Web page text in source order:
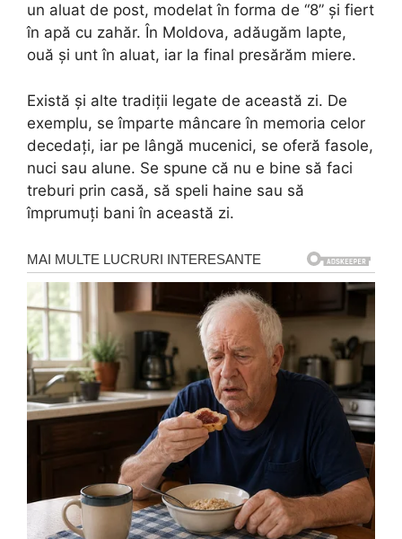
un aluat de post, modelat în forma de “8” și fiert
în apă cu zahăr. În Moldova, adăugăm lapte,
ouă și unt în aluat, iar la final presărăm miere.
Există și alte tradiții legate de această zi. De
exemplu, se împarte mâncare în memoria celor
decedați, iar pe lângă mucenici, se oferă fasole,
nuci sau alune. Se spune că nu e bine să faci
treburi prin casă, să speli haine sau să
împrumuți bani în această zi.